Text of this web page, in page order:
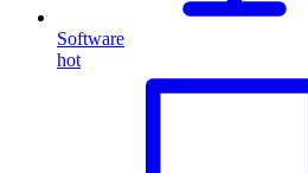
Software
hot